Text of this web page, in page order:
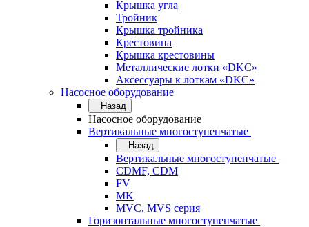
Крышка угла
Тройник
Крышка тройника
Крестовина
Крышка крестовины
Металлические лотки «DKC»
Аксессуары к лоткам «DKC»
Насосное оборудование
Назад
Насосное оборудование
Вертикальные многоступенчатые
Назад
Вертикальные многоступенчатые
CDMF, CDM
FV
MK
MVC, MVS серия
Горизонтальные многоступенчатые